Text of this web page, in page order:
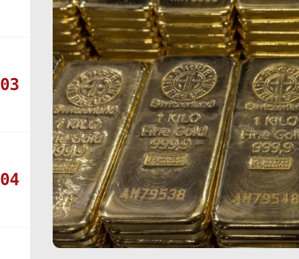
03
04